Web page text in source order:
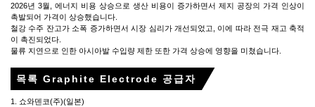
2026년 3월, 에너지 비용 상승으로 생산 비용이 증가하면서 제지 공장의 가격 인상이
촉발되어 가격이 상승했습니다.
철강 수주 잔고가 소폭 증가하면서 시장 심리가 개선되었고, 이에 따라 전극 재고 축적
이 촉진되었다.
물류 지연으로 인한 아시아발 수입량 제한 또한 가격 상승에 영향을 미쳤습니다.
목록 Graphite Electrode 공급자
1. 쇼와덴코(주)(일본)